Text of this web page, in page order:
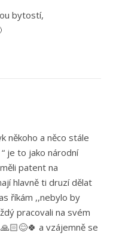
bytostí,
někoho a něco stále
je to jako národní
patent na
hlavně ti druzí dělat
říkám ,,nebylo by
pracovali na svém
a vzájemně se